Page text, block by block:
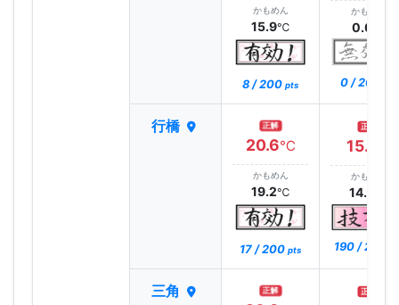
かもめん
15.9℃
8 / 200 pts
かもめん
0.0
0 / 200
行橋 正解
20.6℃
かもめん
19.2℃
17 / 200 pts
正解
15.1
かもめん
14.9
190 / 200
三角 正解 正解